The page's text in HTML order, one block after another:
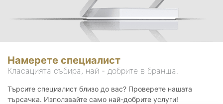
Намерете специалист
Класацията събира, най - добрите в бранша.
Търсите специалист близо до вас? Проверете нашата
търсачка. Използвайте само най-добрите услуги!